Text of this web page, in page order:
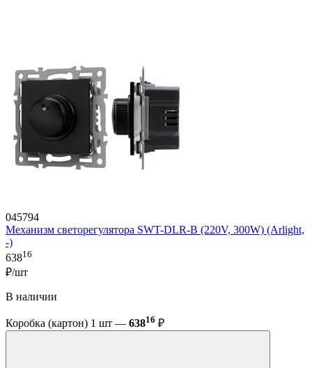
045794
Механизм светорегулятора SWT-DLR-B (220V, 300W) (Arlight,
-)
63816
₽/шт
В наличии
Коробка (картон) 1 шт — 63816 ₽